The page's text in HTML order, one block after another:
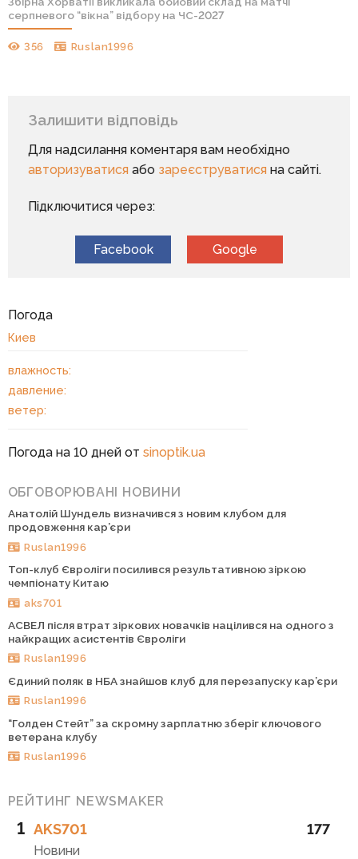
серпневого “вікна” відбору на ЧС-2027
356 Ruslan1996
Залишити відповідь
Для надсилання коментаря вам необхідно
авторизуватисяабо зареєструватисяна сайті.
Підключитися через:
Facebook Google
Погода
Киев
влажность:
давление:
ветер:
Погода на 10 дней от sinoptik.ua
ОБГОВОРЮВАНІ НОВИНИ
Анатолій Шундель визначився з новим клубом для
продовження кар’єри
Ruslan1996
Топ-клуб Євроліги посилився результативною зіркою
чемпіонату Китаю
aks701
АСВЕЛ після втрат зіркових новачків націлився на одного з
найкращих асистентів Євроліги
Ruslan1996
Єдиний поляк в НБА знайшов клуб для перезапуску кар’єри
Ruslan1996
“Голден Стейт” за скромну зарплатню зберіг ключового
ветерана клубу
Ruslan1996
РЕЙТИНГ NEWSMAKER
1 AKS701
Новини
177